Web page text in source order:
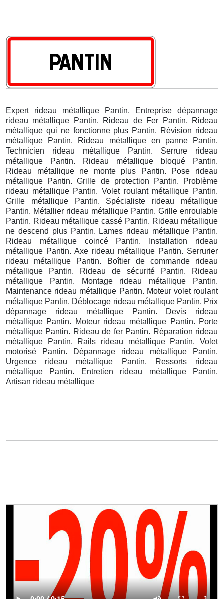
Expert rideau métallique Pantin. Entreprise dépannage
rideau métallique Pantin. Rideau de Fer Pantin. Rideau
métallique qui ne fonctionne plus Pantin. Révision rideau
métallique Pantin. Rideau métallique en panne Pantin.
Technicien rideau métallique Pantin. Serrure rideau
métallique Pantin. Rideau métallique bloqué Pantin.
Rideau métallique ne monte plus Pantin. Pose rideau
métallique Pantin. Grille de protection Pantin. Problème
rideau métallique Pantin. Volet roulant métallique Pantin.
Grille métallique Pantin. Spécialiste rideau métallique
Pantin. Métallier rideau métallique Pantin. Grille enroulable
Pantin. Rideau métallique cassé Pantin. Rideau métallique
ne descend plus Pantin. Lames rideau métallique Pantin.
Rideau métallique coincé Pantin. Installation rideau
métallique Pantin. Axe rideau métallique Pantin. Serrurier
rideau métallique Pantin. Boîtier de commande rideau
métallique Pantin. Rideau de sécurité Pantin. Rideau
métallique Pantin. Montage rideau métallique Pantin.
Maintenance rideau métallique Pantin. Moteur volet roulant
métallique Pantin. Déblocage rideau métallique Pantin. Prix
dépannage rideau métallique Pantin. Devis rideau
métallique Pantin. Moteur rideau métallique Pantin. Porte
métallique Pantin. Rideau de fer Pantin. Réparation rideau
métallique Pantin. Rails rideau métallique Pantin. Volet
motorisé Pantin. Dépannage rideau métallique Pantin.
Urgence rideau métallique Pantin. Ressorts rideau
métallique Pantin. Entretien rideau métallique Pantin.
Artisan rideau métallique